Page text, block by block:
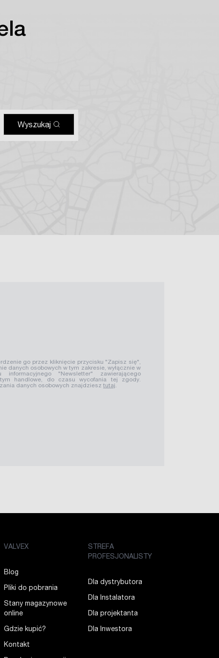
Wyszukaj
go przez kliknięcie przycisku "Zapisz się",
danych osobowych w tym zakresie, wyłącznie w
"Newsletter" zawierającego
handlowe, do czasu wycofania tej zgody.
danych osobowych znajdziesz tutaj.
VALVEX
Blog
Pliki do pobrania
Stany magazynowe
online
Gdzie kupić?
Kontakt
STREFA
PROFESJONALISTY
Dla dystrybutora
Dla Instalatora
Dla projektanta
Dla Inwestora